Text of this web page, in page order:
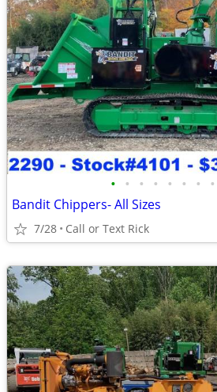
• • • • • • • •
Bandit Chippers- All Sizes
7/28 Call or Text Rick